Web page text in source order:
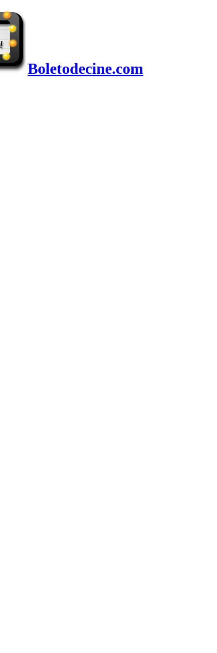
Boletodecine.com